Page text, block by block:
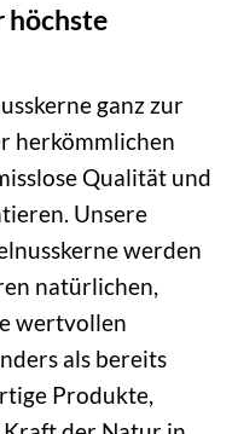
höchste
ganz zur
herkömmlichen
Qualität und
Unsere
werden
natürlichen,
wertvollen
als bereits
Produkte,